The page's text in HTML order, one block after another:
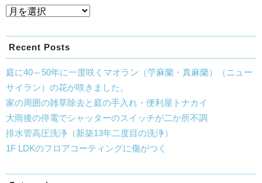
Recent Posts
庭に40～50年に一度咲くマオラン（苧麻蘭・真麻蘭）（ニュー
サイラン）の花が咲きました。
家の周囲の雑草除去と庭の手入れ・便利屋トナカイ
大雨後の停電でシャッターのスイッチが二か所不調
排水管高圧洗浄（新築13年二度目の洗浄）
1F LDKのフロアコーティングに傷がつく